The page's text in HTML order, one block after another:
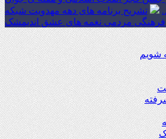
تشریح برنامه های دهه مهدویت شبکه
فرهنگی مردمی نغمه های عشق اندیمشک
شویم